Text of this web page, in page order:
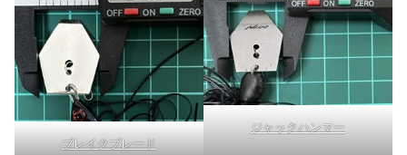
ブレイクブレード
ジャックハンマー